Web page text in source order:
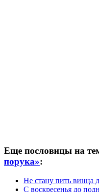
Еще пословицы на
порука»:
Не стану пить винца
С воскресенья до